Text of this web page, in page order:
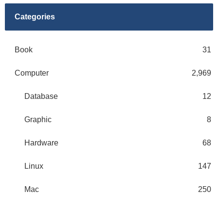
Categories
Book 31
Computer 2,969
Database 12
Graphic 8
Hardware 68
Linux 147
Mac 250